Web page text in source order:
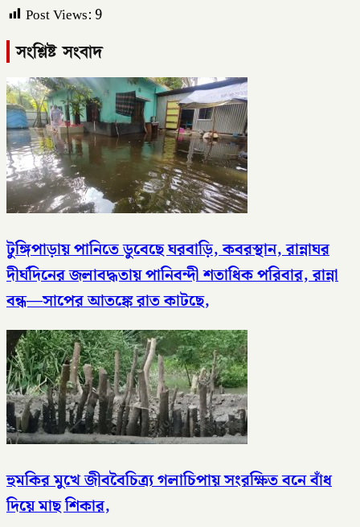
Post Views:9
সংশ্লিষ্ট সংবাদ
টুঙ্গিপাড়ায় পানিতে ডুবেছে ঘরবাড়ি, কবরস্থান, রান্নাঘর
দীর্ঘদিনের জলাবদ্ধতায় পানিবন্দী শতাধিক পরিবার, রান্না
বন্ধ—সাপের আতঙ্কে রাত কাটছে,
হুমকির মুখে জীববৈচিত্র্য গলাচিপায় সংরক্ষিত বনে বাঁধ
দিয়ে মাছ শিকার,